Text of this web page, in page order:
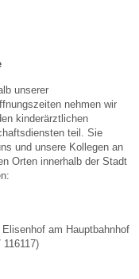
unserer
nehmen wir
kinderärztlichen
teil. Sie
und unsere Kollegen an
Orten innerhalb der Stadt
am Hauptbahnhof